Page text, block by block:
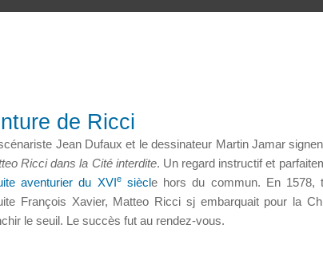
de Ricci
Jean Dufaux et le dessinateur Martin Jamar
Ricci dans la Cité interdite. Un regard instructif et
aventurier du XVIesiècle hors du commun. En 1578,
François Xavier, Matteo Ricci sj embarquait pour la
le seuil. Le succès fut au rendez-vous.